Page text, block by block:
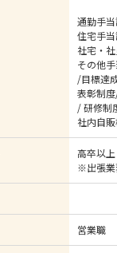
通勤手
住宅手
社宅・
その他
/目標達
表彰制
/ 研修制
社内自
高卒以上
※出張業
営業職